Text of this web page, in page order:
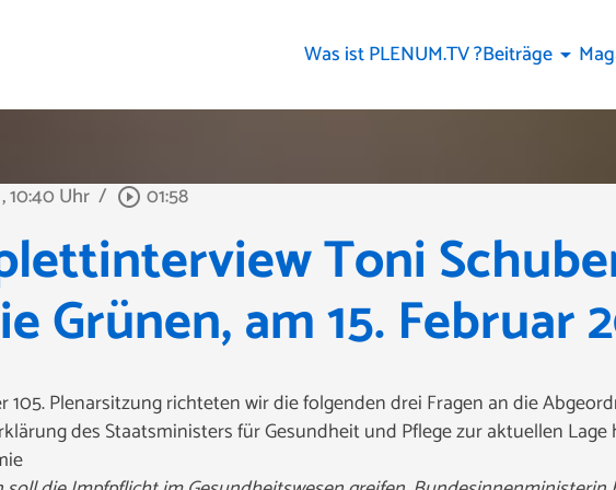
Was ist PLENUM.TV ?Beiträge arrow_drop_down
, 10:40 Uhr / play_circle_outline 01:58
Toni
Grünen, am 15. Februar
105. Plenarsitzung richteten wir die folgenden drei Fragen an die
des Staatsministers für Gesundheit und Pflege zur aktuellen